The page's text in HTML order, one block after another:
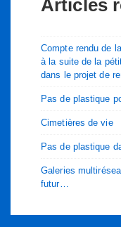
Articles
Compte rendu de
à la suite de la
dans le projet de
Pas de plastique
Cimetières de vie
Pas de plastique
Galeries
futur…